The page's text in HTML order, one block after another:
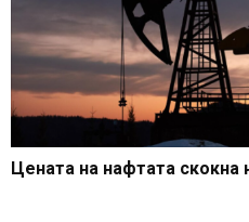
Цената на нафтата скокна